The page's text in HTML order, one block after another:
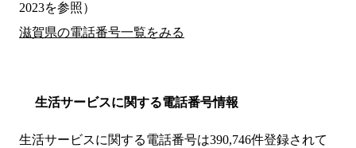
2023を参照）
滋賀県の電話番号一覧をみる
生活サービスに関する電話番号情報
生活サービスに関する電話番号は390,746件登録されて